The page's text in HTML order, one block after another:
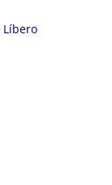
Líbero